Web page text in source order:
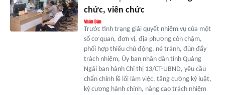
chức, viên chức
Trước tình trạng giải quyết nhiệm vụ của một
số cơ quan, đơn vị, địa phương còn chậm,
phối hợp thiếu chủ động, né tránh, đùn đẩy
trách nhiệm, Ủy ban nhân dân tỉnh Quảng
Ngãi ban hành Chỉ thị 13/CT-UBND, yêu cầu
chấn chỉnh lề lối làm việc, tăng cường kỷ luật,
kỷ cương hành chính, nâng cao trách nhiệm